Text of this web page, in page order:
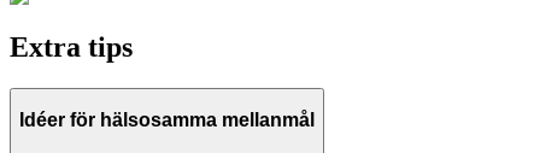
Extra tips
Idéer för hälsosamma mellanmål